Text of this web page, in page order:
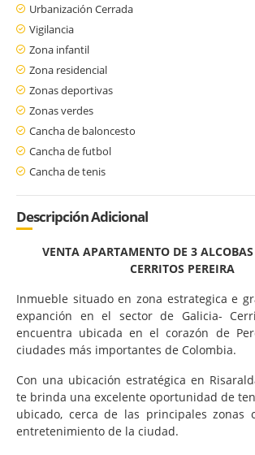
Urbanización Cerrada
Vigilancia
Zona infantil
Zona residencial
Zonas deportivas
Zonas verdes
Cancha de baloncesto
Cancha de futbol
Cancha de tenis
Descripción Adicional
VENTA APARTAMENTO DE 3
CERRITOS PEREIRA
Inmueble situado en zona estrategica e
expanción en el sector de Galicia-
encuentra ubicada en el corazón de
ciudades más importantes de Colombia.
Con una ubicación estratégica en
te brinda una excelente oportunidad de
ubicado, cerca de las principales zonas
entretenimiento de la ciudad.